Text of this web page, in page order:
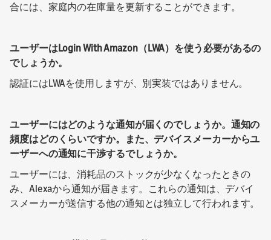
合には、家庭内の在庫量を更新することができます。
ユーザーはLogin With Amazon（LWA）を使う必要があるの
でしょうか。
認証にはLWAを使用しますが、別実装ではありません。
ユーザーにはどのような通知が届くのでしょうか。通知の
頻度はどのくらいですか。また、デバイスメーカーからユ
ーザーへの通知に干渉するでしょうか。
ユーザーには、消耗品のストックが少なくなったときの
み、Alexaから通知が届きます。これらの通知は、デバイ
スメーカーが送信する他の通知とは独立して行われます。